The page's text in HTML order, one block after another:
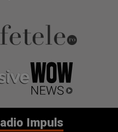
Impuls